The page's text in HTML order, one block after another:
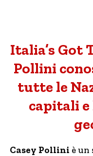
Italia’s Got
Pollini
tutte le
capitali e
Casey Pollini è un